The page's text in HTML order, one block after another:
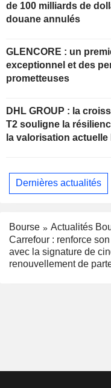
de 100 milliards de
douane annulés
GLENCORE : un premier semestre
exceptionnel et des
prometteuses
DHL GROUP : la croissance de l'EBIT au
T2 souligne la
la valorisation actuelle
Dernières actualités
Bourse
Actualités
Carrefour : renforce
avec la signature de
renouvellement de